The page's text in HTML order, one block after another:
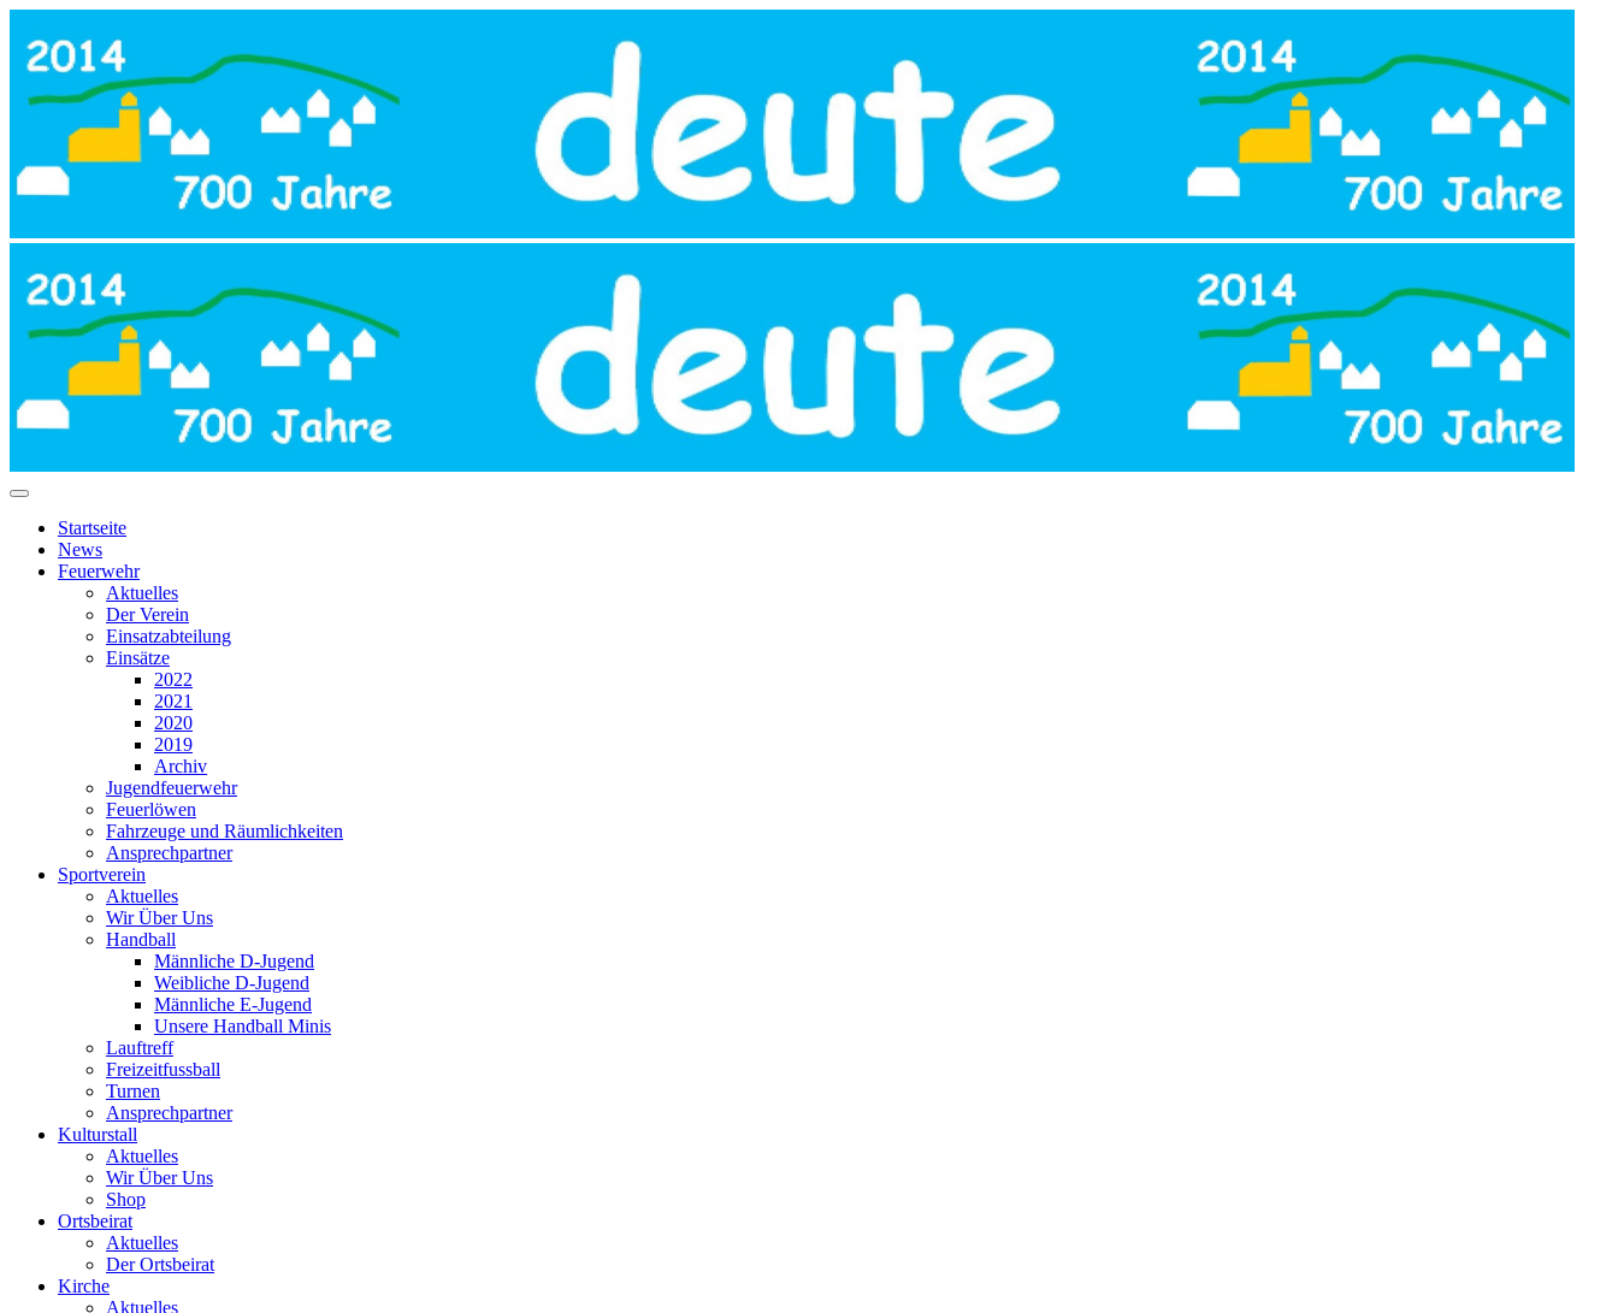
Startseite
News
Feuerwehr
Aktuelles
Der Verein
Einsatzabteilung
Einsätze
2022
2021
2020
2019
Archiv
Jugendfeuerwehr
Feuerlöwen
Fahrzeuge und Räumlichkeiten
Ansprechpartner
Sportverein
Aktuelles
Wir Über Uns
Handball
Männliche D-Jugend
Weibliche D-Jugend
Männliche E-Jugend
Unsere Handball Minis
Lauftreff
Freizeitfussball
Turnen
Ansprechpartner
Kulturstall
Aktuelles
Wir Über Uns
Shop
Ortsbeirat
Aktuelles
Der Ortsbeirat
Kirche
Aktuelles